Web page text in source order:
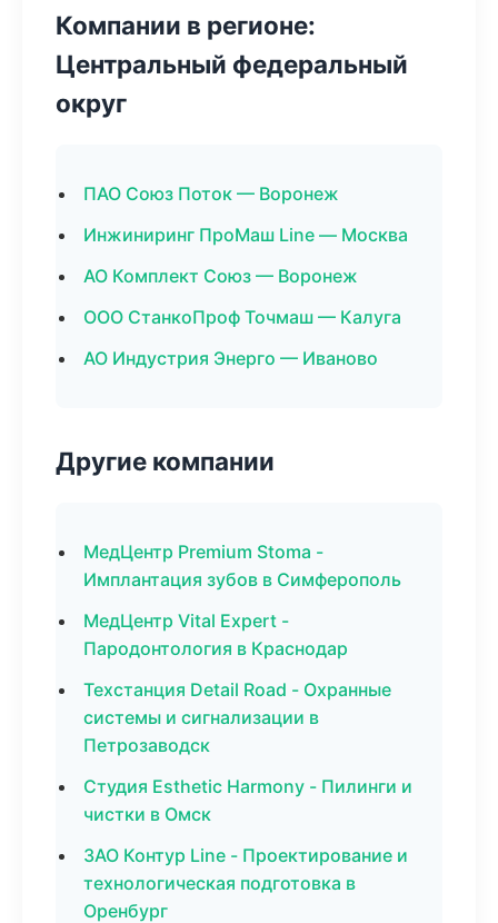
Компании в регионе:
Центральный федеральный
округ
ПАО Союз Поток — Воронеж
Инжиниринг ПроМаш Line — Москва
АО Комплект Союз — Воронеж
ООО СтанкоПроф Точмаш — Калуга
АО Индустрия Энерго — Иваново
Другие компании
МедЦентр Premium Stoma -
Имплантация зубов в Симферополь
МедЦентр Vital Expert -
Пародонтология в Краснодар
Техстанция Detail Road - Охранные
системы и сигнализации в
Петрозаводск
Студия Esthetic Harmony - Пилинги и
чистки в Омск
ЗАО Контур Line - Проектирование и
технологическая подготовка в
Оренбург